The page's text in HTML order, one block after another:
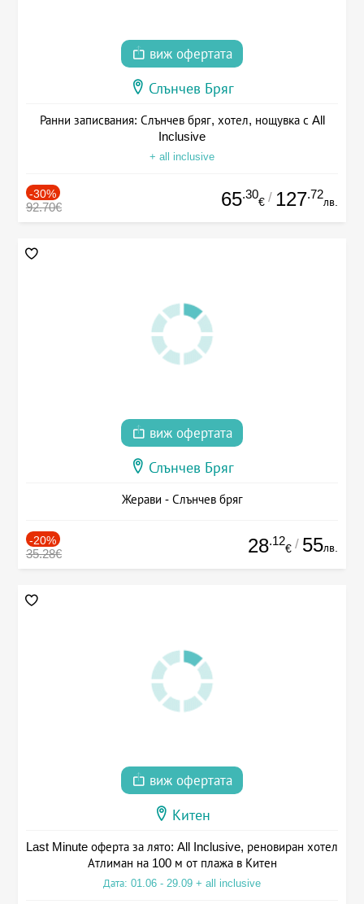
виж офертата
Слънчев Бряг
Ранни записвания: Слънчев бряг, хотел, нощувка с All
Inclusive
+ all inclusive
-30%
92.70€ 65.30
€ / 127.72
лв.
виж офертата
Слънчев Бряг
Жерави - Слънчев бряг
-20%
35.28€ 28.12
€ / 55лв.
виж офертата
Китен
Last Minute оферта за лято: All Inclusive, реновиран хотел
Атлиман на 100 м от плажа в Китен
Дата: 01.06 - 29.09 + all inclusive